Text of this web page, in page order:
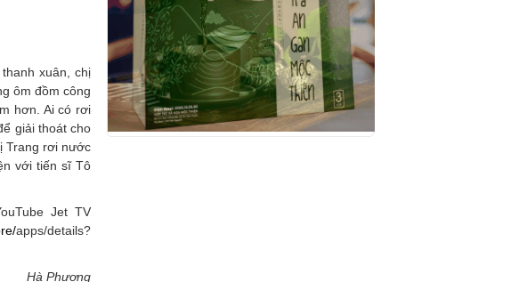
xuân, chị
ôm đồm công
hơn. Ai có rơi
giải thoát cho
Trang rơi nước
với tiến sĩ Tô
Jet TV
apps/details?
Hà Phương